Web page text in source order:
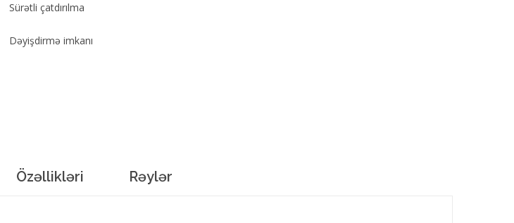
Sürətli çatdırılma
Dəyişdirmə imkanı
Özəllikləri Rəylər